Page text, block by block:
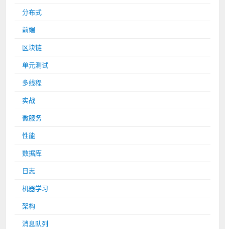
分布式
前端
区块链
单元测试
多线程
实战
微服务
性能
数据库
日志
机器学习
架构
消息队列